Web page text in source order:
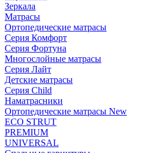
Зеркала
Матрасы
Ортопедические матрасы
Серия Комфорт
Серия Фортуна
Многослойные матрасы
Серия Лайт
Детские матрасы
Серия Child
Наматрасники
Ортопедические матрасы New
ECO STRUT
PREMIUM
UNIVERSAL